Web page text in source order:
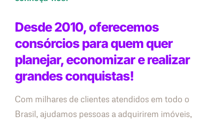
Desde 2010, oferecemos
consórcios para quem quer
planejar, economizar e realizar
grandes conquistas!
Com milhares de clientes atendidos em todo o
Brasil, ajudamos pessoas a adquirirem imóveis,